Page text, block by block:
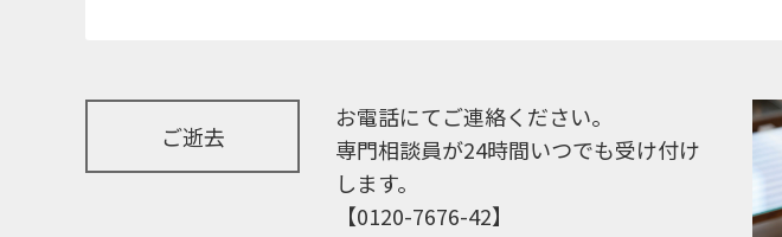
ご逝去
お電話にてご連絡ください。
専門相談員が24時間いつでも受け付け
します。
【0120-7676-42】